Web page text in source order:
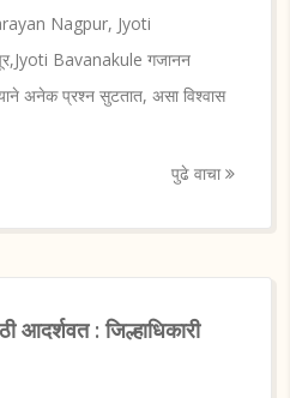
Nagpur, Jyoti
Bavanakule गजानन
अनेक प्रश्न सुटतात, असा विश्वास
पुढे वाचा
आदर्शवत : जिल्हाधिकारी